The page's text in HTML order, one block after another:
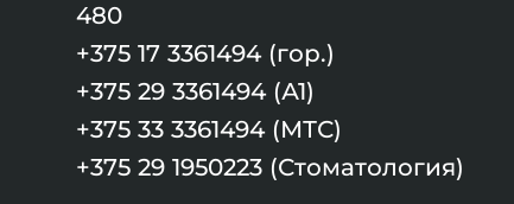
480
+375 17 3361494 (гор.)
+375 29 3361494 (А1)
+375 33 3361494 (МТС)
+375 29 1950223 (Стоматология)